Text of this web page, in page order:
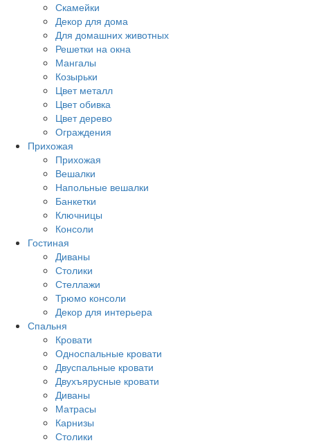
Скамейки
Декор для дома
Для домашних животных
Решетки на окна
Мангалы
Козырьки
Цвет металл
Цвет обивка
Цвет дерево
Ограждения
Прихожая
Прихожая
Вешалки
Напольные вешалки
Банкетки
Ключницы
Консоли
Гостиная
Диваны
Столики
Стеллажи
Трюмо консоли
Декор для интерьера
Спальня
Кровати
Односпальные кровати
Двуспальные кровати
Двухъярусные кровати
Диваны
Матрасы
Карнизы
Столики